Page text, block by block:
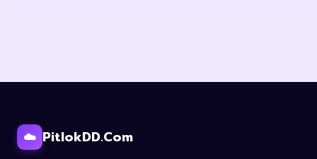
☁️ PitlokDD.Com